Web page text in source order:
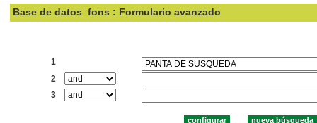
Base de datos fons : Formulario avanzado
1
2
3